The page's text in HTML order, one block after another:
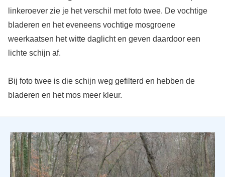
linkeroever zie je het verschil met foto twee. De vochtige
bladeren en het eveneens vochtige mosgroene
weerkaatsen het witte daglicht en geven daardoor een
lichte schijn af.
Bij foto twee is die schijn weg gefilterd en hebben de
bladeren en het mos meer kleur.